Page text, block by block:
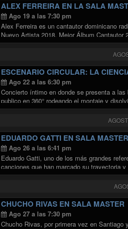
ALEX FERREIRA EN LA SALA
Ago 19 a las 7:30 pm
Alex Ferreira es un cantautor dominicano
Nuevo Artista 2018, Mejor Álbum
Continuar leyendo"ALEX FERREIRA EN LA
ESCENARIO CIRCULAR: LA
Ago 22 a las 6:30 pm
Concierto íntimo en donde se presenta a
publico en 360° rodeando el montaje y
EDUARDO GATTI EN SALA MASTER
Ago 26 a las 6:41 pm
Eduardo Gatti, uno de los más grandes
canciones que han marcado su trayectoria
CHUCHO RIVAS EN SALA MASTER
Ago 27 a las 7:30 pm
Chucho Rivas, por primera vez en